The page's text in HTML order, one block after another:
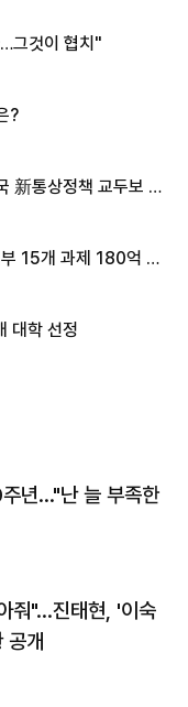
그것이 협치"
?
新통상정책 교두보 활
15개 과제 180억 지
대학 선정
년…"난 늘 부족한
줘"…진태현, '이숙
공개